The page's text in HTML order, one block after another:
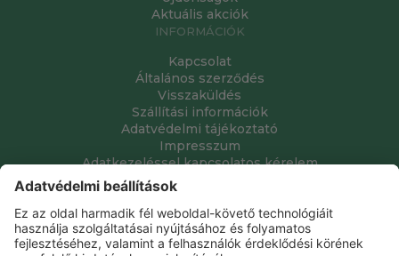
Aktuális akciók
INFORMÁCIÓK
Kapcsolat
Általános szerződés
Visszaküldés
Szállítási információk
Adatvédelmi tájékoztató
Impresszum
Adatkezeléssel kapcsolatos kérelem